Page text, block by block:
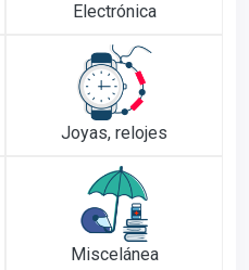
Electrónica
Joyas, relojes
Miscelánea